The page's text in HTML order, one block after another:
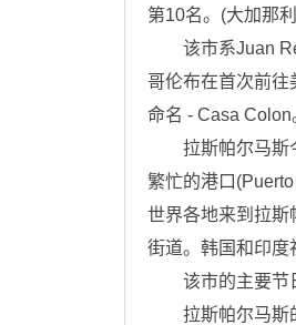
第10名。(大加那
该市系Juan
哥伦布在首次前
命名 - Casa Colon
拉斯帕尔马斯今
繁忙的港口
世界各地来到拉斯
街道。韩国和印度
该市的主要节日
拉斯帕尔马斯的